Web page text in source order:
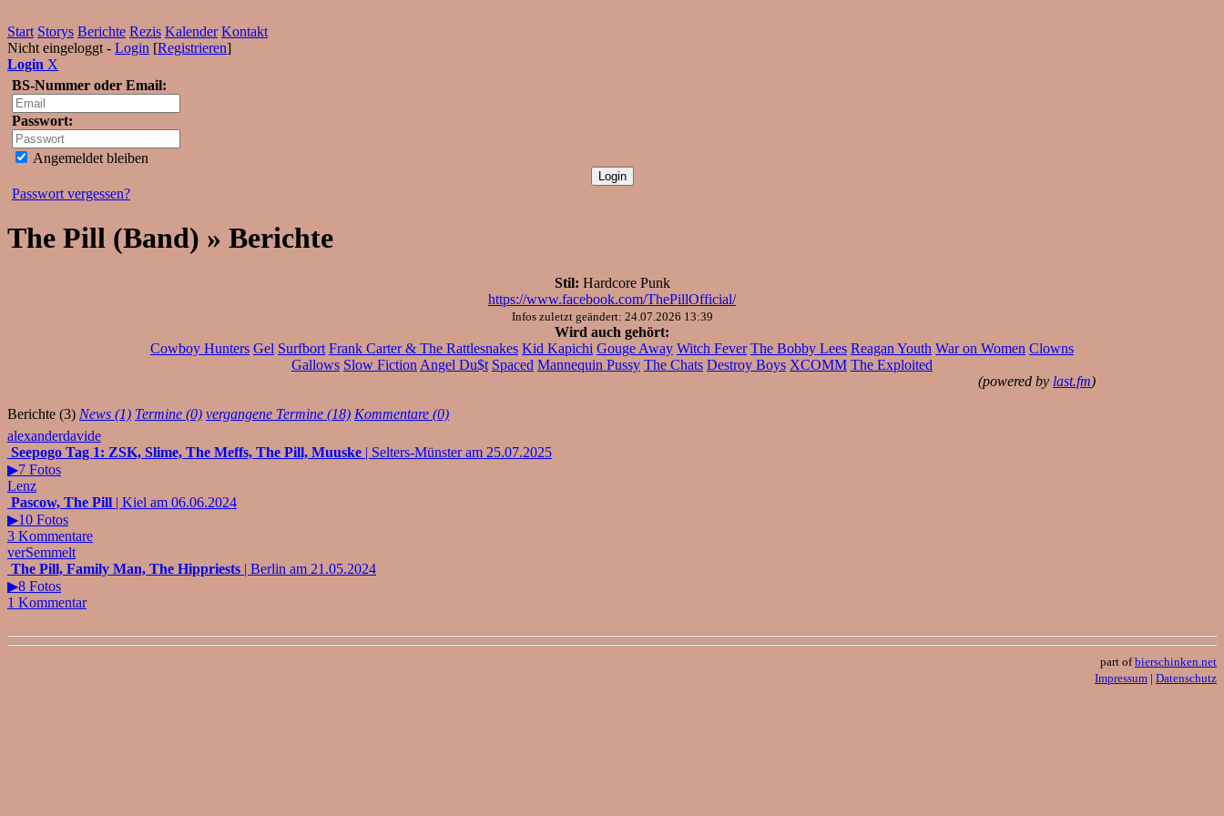
Start Storys Berichte Rezis Kalender Kontakt
Nicht eingeloggt - Login [Registrieren]
Login X
BS-Nummer oder Email:
Passwort:
Angemeldet bleiben
Passwort vergessen?
The Pill (Band) » Berichte
Stil: Hardcore Punk
https://www.facebook.com/ThePillOfficial/
Infos zuletzt geändert: 24.07.2026 13:39
Wird auch gehört:
Cowboy Hunters Gel Surfbort Frank Carter & The Rattlesnakes Kid Kapichi Gouge Away Witch Fever The Bobby Lees Reagan Youth War on Women Clowns
Gallows Slow Fiction Angel Du$t Spaced Mannequin Pussy The Chats Destroy Boys XCOMM The Exploited
(powered by last.fm)
Berichte (3) News (1) Termine (0) vergangene Termine (18) Kommentare (0)
alexanderdavide
Seepogo Tag 1: ZSK, Slime, The Meffs, The Pill, Muuske | Selters-Münster am 25.07.2025
▶7 Fotos
Lenz
Pascow, The Pill | Kiel am 06.06.2024
▶10 Fotos
3 Kommentare
verSemmelt
The Pill, Family Man, The Hippriests | Berlin am 21.05.2024
▶8 Fotos
1 Kommentar
part ofbierschinken.net
Impressum | Datenschutz